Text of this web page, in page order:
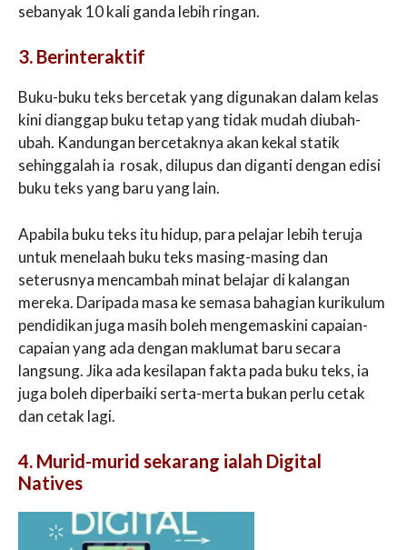
sebanyak 10 kali ganda lebih ringan.
3. Berinteraktif
Buku-buku teks bercetak yang digunakan dalam kelas
kini dianggap buku tetap yang tidak mudah diubah-
ubah. Kandungan bercetaknya akan kekal statik
sehinggalah ia rosak, dilupus dan diganti dengan edisi
buku teks yang baru yang lain.
Apabila buku teks itu hidup, para pelajar lebih teruja
untuk menelaah buku teks masing-masing dan
seterusnya mencambah minat belajar di kalangan
mereka. Daripada masa ke semasa bahagian kurikulum
pendidikan juga masih boleh mengemaskini capaian-
capaian yang ada dengan maklumat baru secara
langsung. Jika ada kesilapan fakta pada buku teks, ia
juga boleh diperbaiki serta-merta bukan perlu cetak
dan cetak lagi.
4. Murid-murid sekarang ialah Digital
Natives